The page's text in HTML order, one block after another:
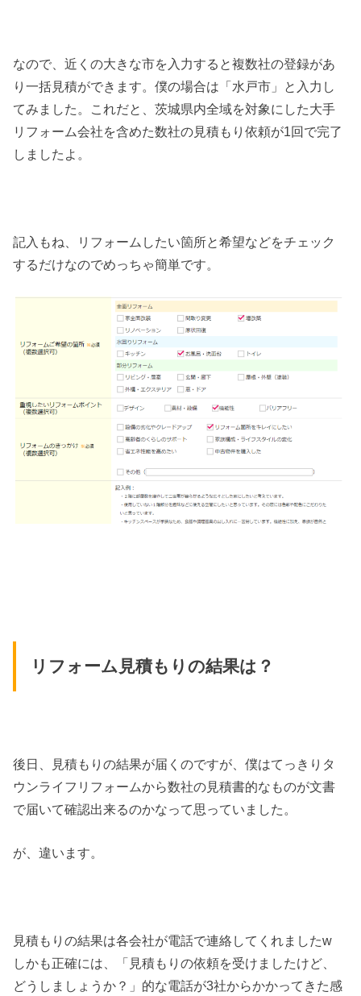
なので、近くの大きな市を入力すると複数社の登録があ
り一括見積ができます。僕の場合は「水戸市」と入力し
てみました。これだと、茨城県内全域を対象にした大手
リフォーム会社を含めた数社の見積もり依頼が1回で完了
しましたよ。
記入もね、リフォームしたい箇所と希望などをチェック
するだけなのでめっちゃ簡単です。
リフォーム見積もりの結果は？
後日、見積もりの結果が届くのですが、僕はてっきりタ
ウンライフリフォームから数社の見積書的なものが文書
で届いて確認出来るのかなって思っていました。
が、違います。
見積もりの結果は各会社が電話で連絡してくれましたw
しかも正確には、「見積もりの依頼を受けましたけど、
どうしましょうか？」的な電話が3社からかかってきた感